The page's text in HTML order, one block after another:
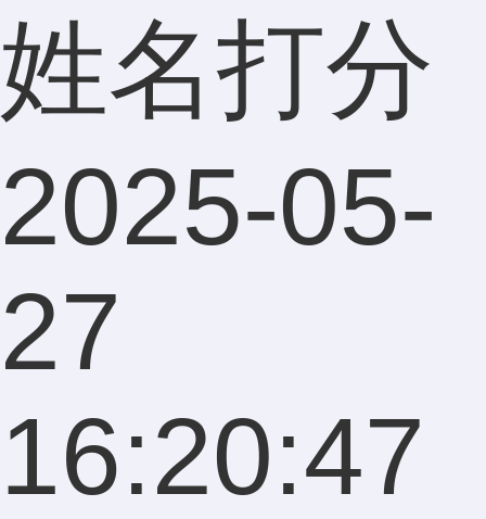
姓名打分
2025-05-
27
16:20:47